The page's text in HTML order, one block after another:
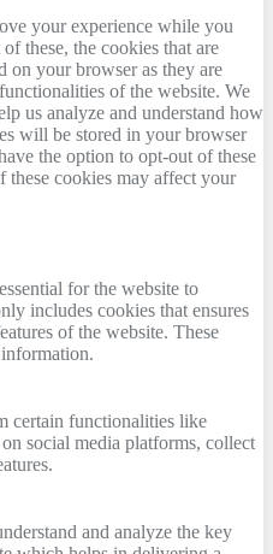
your experience while you
these, the cookies that are
on your browser as they are
of the website. We
us analyze and understand how
will be stored in your browser
the option to opt-out of these
cookies may affect your
for the website to
includes cookies that ensures
of the website. These
certain functionalities like
social media platforms, collect
and analyze the key